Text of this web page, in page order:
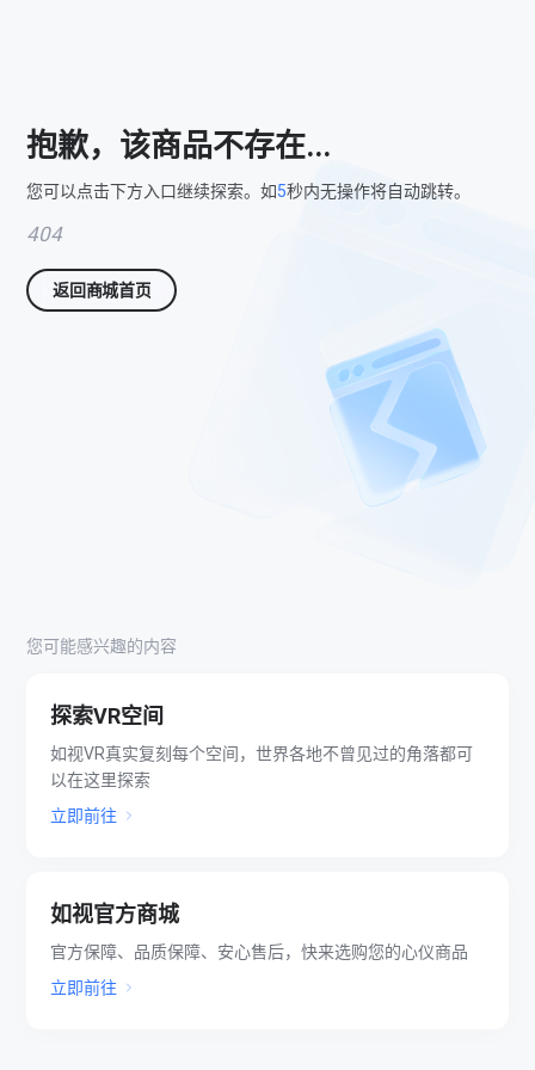
抱歉，该商品不存在...
您可以点击下方入口继续探索。如5秒内无操作将自动跳转。
404
返回商城首页
您可能感兴趣的内容
探索VR空间
如视VR真实复刻每个空间，世界各地不曾见过的角落都可
以在这里探索
立即前往
如视官方商城
官方保障、品质保障、安心售后，快来选购您的心仪商品
立即前往